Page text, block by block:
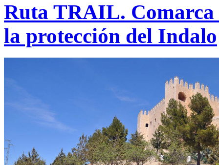
Ruta TRAIL. Comarca
la protección del Indalo